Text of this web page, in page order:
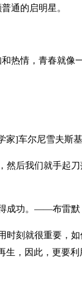
通的启明星。
热情，青春就像
家]车尔尼雪夫斯基
然后我们就手起
得成功。——布雷默
时刻就很重要，
，因此，更要利